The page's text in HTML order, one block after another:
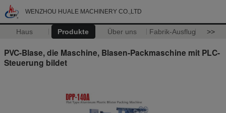
WENZHOU HUALE MACHINERY CO.,LTD
Haus Produkte Über uns Fabrik-Ausflug >>
PVC-Blase, die Maschine, Blasen-Packmaschine mit PLC-
Steuerung bildet